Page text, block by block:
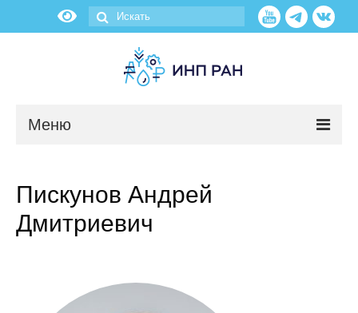
Меню
Об институте
Научные подразделения
Пискунов Андрей
Дмитриевич